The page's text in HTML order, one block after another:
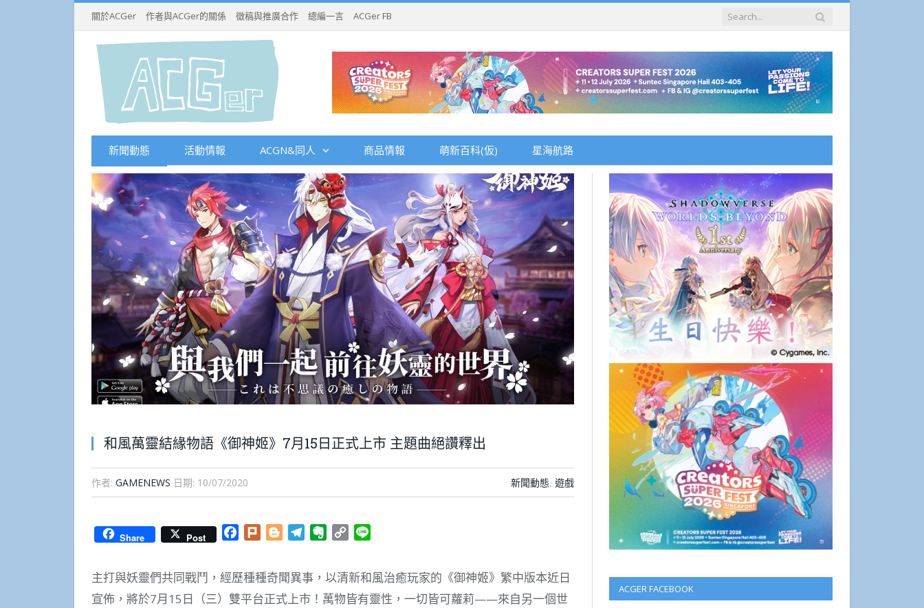
關於ACGer 作者與ACGer的關係 徵稿與推廣合作 總編一言 ACGer FB
新聞動態 活動情報 ACGN&同人 商品情報 萌新百科(仮) 星海航路
和風萬靈結緣物語《御神姬》7月15日正式上市 主題曲絕讚釋出
作者: GAMENEWS 日期: 10/07/2020 新聞動態, 遊戲
Share Post Facebook
Plurk BloggerTelegramEvernote
Copy
主打與妖靈們共同戰鬥，經歷種種奇聞異事，以清新和風治癒玩家的《御神姬》繁中版本近日
宣佈，將於7月15日（三）雙平台正式上市！萬物皆有靈性，一切皆可蘿莉——來自另一個世
ACGER FACEBOOK